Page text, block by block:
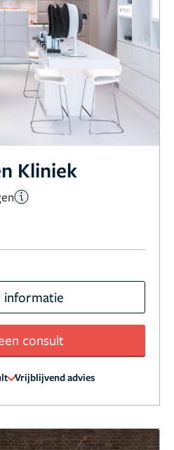
Kliniek
informatie
consult
Vrijblijvend advies